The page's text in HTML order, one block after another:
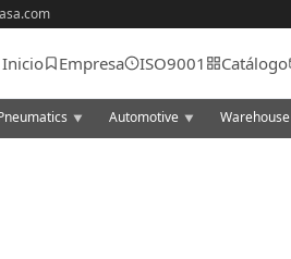
Inicio Empresa ISO9001 Catálogo
▼ Automotive ▼ Warehouse